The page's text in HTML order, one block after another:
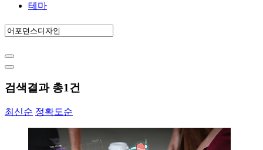
테마
검색결과 총1건
최신순 정확도순